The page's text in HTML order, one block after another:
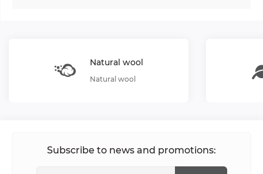
Natural wool
Natural wool
Subscribe to news and promotions: